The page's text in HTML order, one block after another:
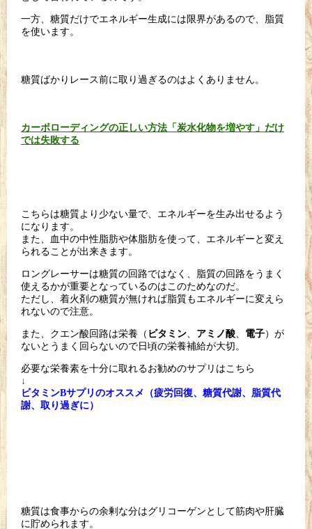
一方、糖質だけでエネルギー生成には限界があるので、脂質
を使います。
糖質ばかりレース前に取り過ぎるのはよくありません。
カーボローディングの正しい方法「炭水化物を増やす」だけ
では失敗する
こちらは糖質より少ない量で、エネルギーを生み出せるよう
になります。
また、血中の中性脂肪や体脂肪を使って、エネルギーと変え
られることが出来きます。
ロングレーサーは糖質の回路ではなく、脂質の回路をうまく
使えるかが重要となっているのはこのためなのだ。
ただし、着火剤の糖質が無ければ脂質もエネルギーに変えら
れないので注意。
また、クエン酸回路は栄養（ ビタミン アミノ酸 電子）が
ないと うまく回らないので日頃の栄養補給が大切。
必要な栄養素を十分に取れるお勧めのサプリはこちら
↓
ビタミンBサプリのオススメ（疲労回復、糖質代謝、脂質代
謝、取り過ぎに）
糖質は食事からの余剰な分はグリコーゲンとして筋肉や肝臓
に貯められます。